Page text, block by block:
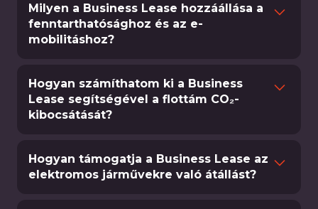
Milyen a Business Lease hozzáállása a
fenntarthatósághoz és az e-
mobilitáshoz?
innovatív megoldásokkal – például az
elektrifikáció, a kibocsátáscsökkentés és a
fenntartható flottakezelés támogatásával – a
összhangban a globális alacsony szén-dioxid-
kibocsátási trendekkel.
Hogyan számíthatom ki a Business
Lease segítségével a flottám CO₂-
kibocsátását?
eszközt biztosít, amely lehetővé teszi a
vállalatok számára a flottájuk CO₂-
Hogyan támogatja a Business Lease az
elektromos járművekre való átállást?